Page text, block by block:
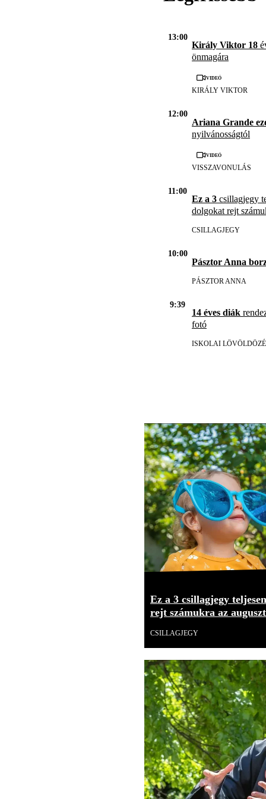
13:00
Király Viktor 18
önmagára
Videó
KIRÁLY VIKTOR
12:00
Ariana Grande
nyilvánosságtól
Videó
VISSZAVONULÁS
11:00
Ez a 3 csillagjegy
dolgokat rejt
CSILLAGJEGY
10:00
Pásztor Anna
PÁSZTOR ANNA
9:39
14 éves diák
fotó
ISKOLAI
Ez a 3 csillagjegy
rejt számukra az
CSILLAGJEGY